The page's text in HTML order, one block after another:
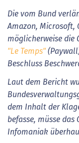
Die vom Bund
Amazon, Microsoft,
möglicherweise die
"Le Temps"
Beschluss
Laut dem Bericht
dem Inhalt der
befasse, müsse
Infomaniak